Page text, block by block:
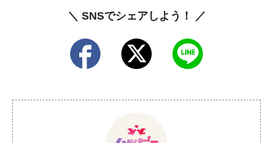
＼ SNSでシェアしよう！ ／